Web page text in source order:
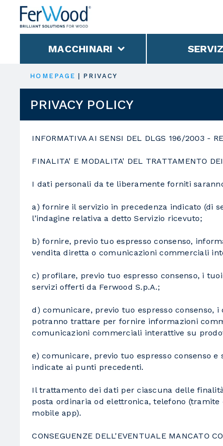
MACCHINARI
HOMEPAGE PRIVACY
PRIVACY POLICY
INFORMATIVA AI SENSI DEL DLGS 196/2003 -
FINALITA' E MODALITA' DEL TRATTAMENTO
I dati personali da te liberamente forniti
a) fornire il servizio in precedenza indicato (di
l’indagine relativa a detto Servizio ricevuto;
b) fornire, previo tuo espresso consenso,
vendita diretta o comunicazioni commerciali
c) profilare, previo tuo espresso consenso, i
servizi offerti da Ferwood S.p.A.;
d) comunicare, previo tuo espresso consenso,
potranno trattare per fornire informazioni
comunicazioni commerciali interattive su
e) comunicare, previo tuo espresso consenso
indicate ai punti precedenti.
Il trattamento dei dati per ciascuna delle
posta ordinaria od elettronica, telefono
mobile app).
CONSEGUENZE DELL'EVENTUALE MANCATO